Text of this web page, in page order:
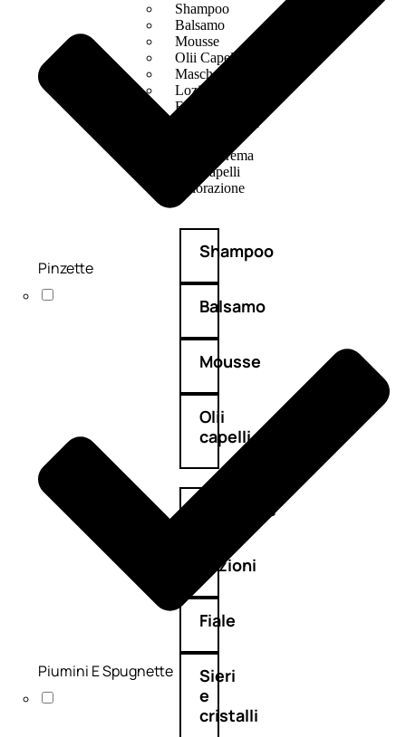
Shampoo
Balsamo
Mousse
Olii Capelli
Maschere
Lozioni
Fiale
Sieri e Cristalli
Cera e Crema
Gel Capelli
Colorazione
Shampoo
Balsamo
Mousse
Olii
capelli
Maschere
Lozioni
Fiale
Sieri
e
cristalli
Pinzette
Piumini E Spugnette